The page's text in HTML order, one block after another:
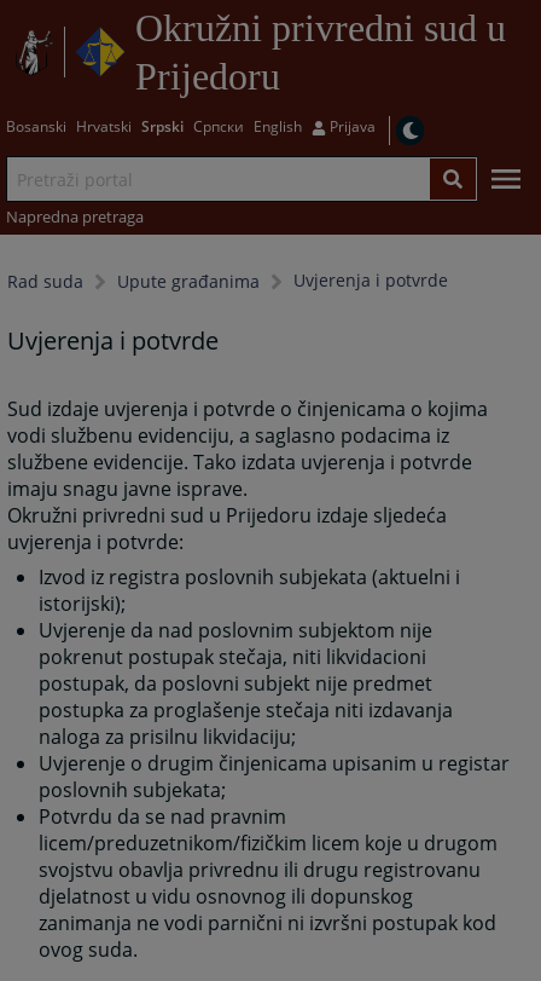
Okružni privredni sud u
Prijedoru
Bosanski Hrvatski Srpski Српски English Prijava
Napredna pretraga
Rad suda Upute građanima Uvjerenja i potvrde
Uvjerenja i potvrde
Sud izdaje uvjerenja i potvrde o činjenicama o kojima
vodi službenu evidenciju, a saglasno podacima iz
službene evidencije. Tako izdata uvjerenja i potvrde
imaju snagu javne isprave.
Okružni privredni sud u Prijedoru izdaje sljedeća
uvjerenja i potvrde:
Izvod iz registra poslovnih subjekata (aktuelni i
istorijski);
Uvjerenje da nad poslovnim subjektom nije
pokrenut postupak stečaja, niti likvidacioni
postupak, da poslovni subjekt nije predmet
postupka za proglašenje stečaja niti izdavanja
naloga za prisilnu likvidaciju;
Uvjerenje o drugim činjenicama upisanim u registar
poslovnih subjekata;
Potvrdu da se nad pravnim
licem/preduzetnikom/fizičkim licem koje u drugom
svojstvu obavlja privrednu ili drugu registrovanu
djelatnost u vidu osnovnog ili dopunskog
zanimanja ne vodi parnični ni izvršni postupak kod
ovog suda.